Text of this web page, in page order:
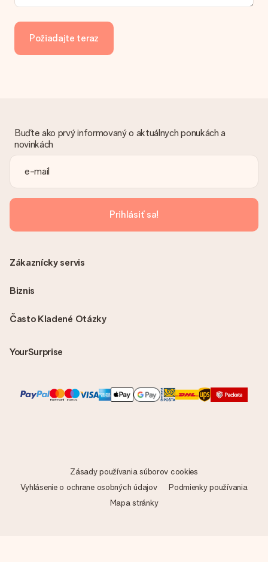
Ponúkame tieto spôsoby platby: iDeal, Paypal, kreditná karta,
manuálneho prevodu platby, prosím, vezmite do úvahy
dodatočný 3 dni na doručenie Vášho daru.
Je faktúra odoslaná spolu s objednávkou?
S objednávkou nie je odoslaná žiadna faktúra. Faktúru
svojom účte MySurprise. To znamená, že môžete mať dar
doručený priamo príjemcovi, čo z neho robí skutočné
prekvapenie!
Požiadajte teraz
Buďte ako prvý informovaný o aktuálnych ponukách a
novinkách
Prihlásiť sa!
Často Kladené Otázky
YourSurprise
Zákaznícky servis
Biznis
Zásady používania súborov cookies
Vyhlásenie o ochrane osobných údajov
Podmienky používania
Mapa stránky